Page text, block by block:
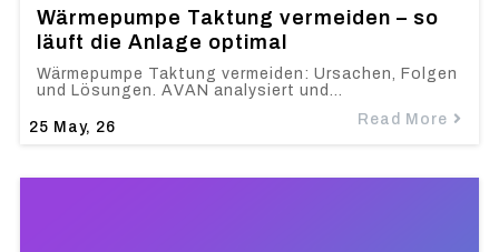
Wärmepumpe Taktung vermeiden – so
läuft die Anlage optimal
25 May, 26
Wärmepumpe Taktung vermeiden: Ursachen, Folgen
und Lösungen. AVAN analysiert und…
Read More